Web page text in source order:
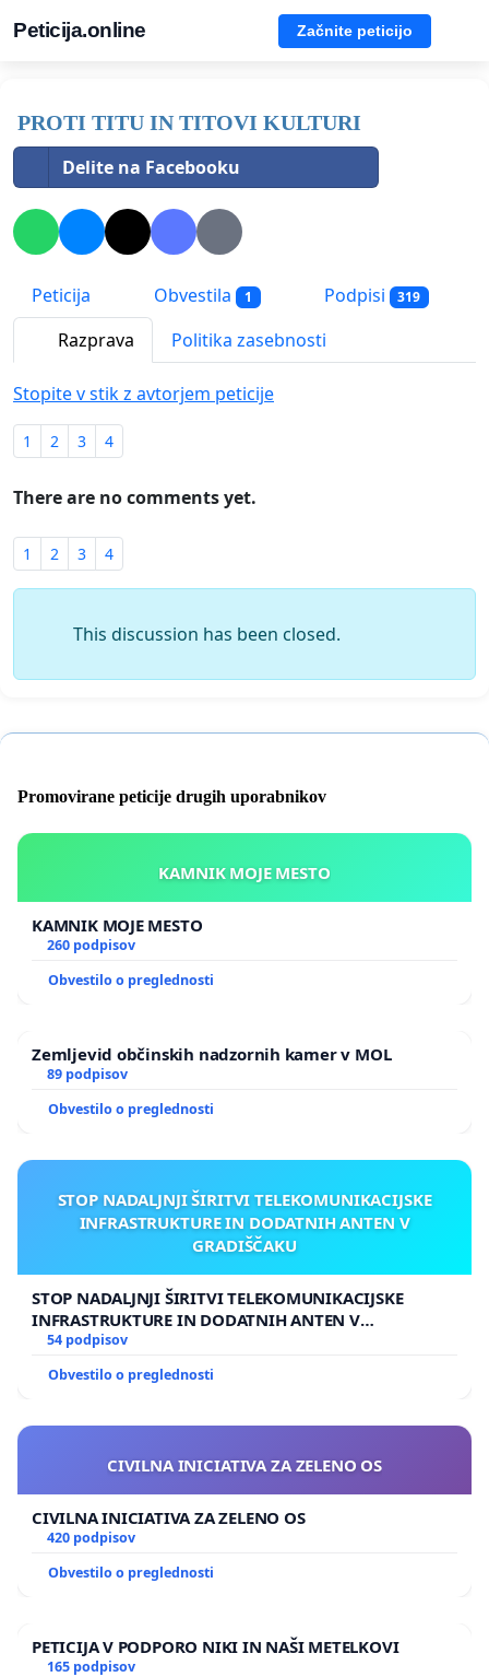
Peticija.online Začnite peticijo
PROTI TITU IN TITOVI KULTURI
Delite na Facebooku
Peticija Obvestila 1 Podpisi 319
Razprava Politika zasebnosti
Stopite v stik z avtorjem peticije
1 2 3 4
There are no comments yet.
1 2 3 4
This discussion has been closed.
Promovirane peticije drugih uporabnikov
KAMNIK MOJE MESTO
KAMNIK MOJE MESTO
260 podpisov
Obvestilo o preglednosti
Zemljevid občinskih nadzornih kamer v MOL
89 podpisov
Obvestilo o preglednosti
STOP NADALJNJI ŠIRITVI TELEKOMUNIKACIJSKE
INFRASTRUKTURE IN DODATNIH ANTEN V
GRADIŠČAKU
STOP NADALJNJI ŠIRITVI TELEKOMUNIKACIJSKE
INFRASTRUKTURE IN DODATNIH ANTEN V
GRADIŠČAKU
54 podpisov
Obvestilo o preglednosti
CIVILNA INICIATIVA ZA ZELENO OS
CIVILNA INICIATIVA ZA ZELENO OS
420 podpisov
Obvestilo o preglednosti
PETICIJA V PODPORO NIKI IN NAŠI METELKOVI
165 podpisov